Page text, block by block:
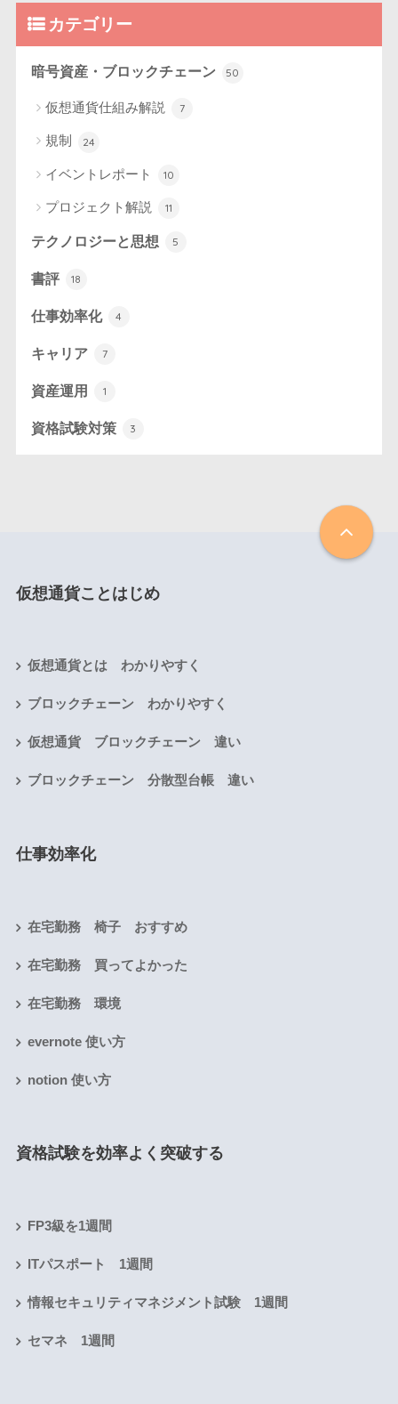
カテゴリー
暗号資産・ブロックチェーン 50
仮想通貨仕組み解説 7
規制 24
イベントレポート 10
プロジェクト解説 11
テクノロジーと思想 5
書評 18
仕事効率化 4
キャリア 7
資産運用 1
資格試験対策 3
仮想通貨ことはじめ
仮想通貨とは わかりやすく
ブロックチェーン わかりやすく
仮想通貨 ブロックチェーン 違い
ブロックチェーン 分散型台帳 違い
仕事効率化
在宅勤務 椅子 おすすめ
在宅勤務 買ってよかった
在宅勤務 環境
evernote 使い方
notion 使い方
資格試験を効率よく突破する
FP3級を1週間
ITパスポート 1週間
情報セキュリティマネジメント試験 1週間
セマネ 1週間